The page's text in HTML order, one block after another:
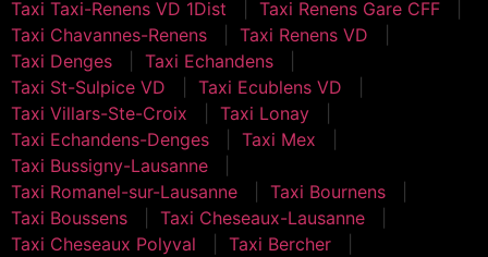
Taxi Taxi-Renens VD 1Dist
Taxi Renens Gare CFF
Taxi Chavannes-Renens
Taxi Renens VD
Taxi Denges
Taxi Echandens
Taxi St-Sulpice VD
Taxi Ecublens VD
Taxi Villars-Ste-Croix
Taxi Lonay
Taxi Echandens-Denges
Taxi Mex
Taxi Bussigny-Lausanne
Taxi Romanel-sur-Lausanne
Taxi Bournens
Taxi Boussens
Taxi Cheseaux-Lausanne
Taxi Cheseaux Polyval
Taxi Bercher